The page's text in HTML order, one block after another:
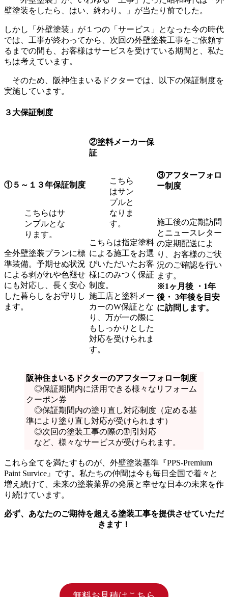
壁塗装をしたら、はい、終わり。」が当たり前でした。
しかし「外壁塗装」が１つの「サービス」となった今の時代
では、工事が終わってから、次回の外壁塗装工事をご依頼す
るまでの間も、お客様はサービスを受けている期間と、私た
ちは考えています。
そのため、阪神住まいるドクターでは、以下の保証制度を
実施しています。
３大保証制度
①５～１３年保証制度
こちらはサ
ンプルとな
ります。
全外壁塗装プランに標
準装備。予期せぬ状況
による剥がれや色褪せ
にも対応し、長く安心
した暮らしをお守りし
ます。
②塗料メーカー保
証
こちら
はサン
プルと
なりま
す。
こちらは指定塗料
による施工をお選
びいただいたお客
様にのみつく保証
制度。
施工店と塗料メー
カーのW保証とな
り、万が一の際に
もしっかりとした
対応を受けられま
す。
③アフターフォロ
ー制度
施工後の定期訪問
とニュースレター
の定期配送によ
り、お客様のご状
況のご確認を行い
ます。
※1ヶ月後 ・1年
後・ 3年後を目安
に訪問します。
阪神住まいるドクターのアフターフォロー制度
◎保証期間内に活用できる様々なリフォーム
クーポン券
◎保証期間内の塗り直し対応制度（定める基
準により塗り直し対応が受けられます）
◎次回の塗装工事の際の割引対応
など、様々なサービスが受けられます。
これら全てを満たすものが、外壁塗装基準『PPS-Premium
Paint Survice』です。私たちの仲間は今も毎日全国で着々と
増え続けて、未来の塗装業界の発展と幸せな日本の未来を作
り続けています。
必ず、あなたのご期待を超える塗装工事を提供させていただ
きます！